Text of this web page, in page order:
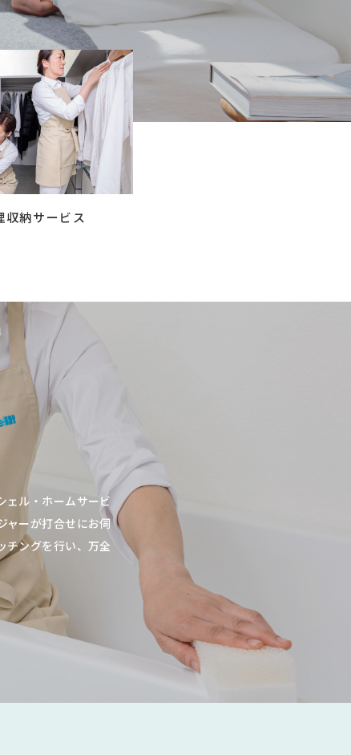
コラム
お知らせ
家事スタッフ募集
収納サービス
ェル・ホームサービ
ャーが打合せにお伺
チングを行い、万全